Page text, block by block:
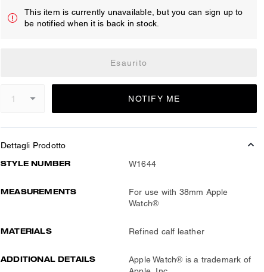
This item is currently unavailable, but you can sign up to
be notified when it is back in stock.
Esaurito
NOTIFY ME
Dettagli Prodotto
STYLE NUMBER
W1644
MEASUREMENTS
For use with 38mm Apple
Watch®
MATERIALS Refined calf leather
ADDITIONAL DETAILS
Apple Watch® is a trademark of